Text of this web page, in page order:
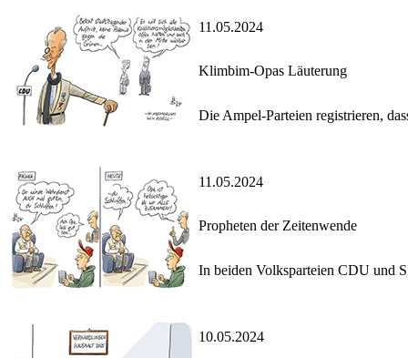
11.05.2024
Klimbim-Opas Läuterung
Die Ampel-Parteien registrieren,
11.05.2024
Propheten der Zeitenwende
In beiden Volksparteien CDU und
10.05.2024